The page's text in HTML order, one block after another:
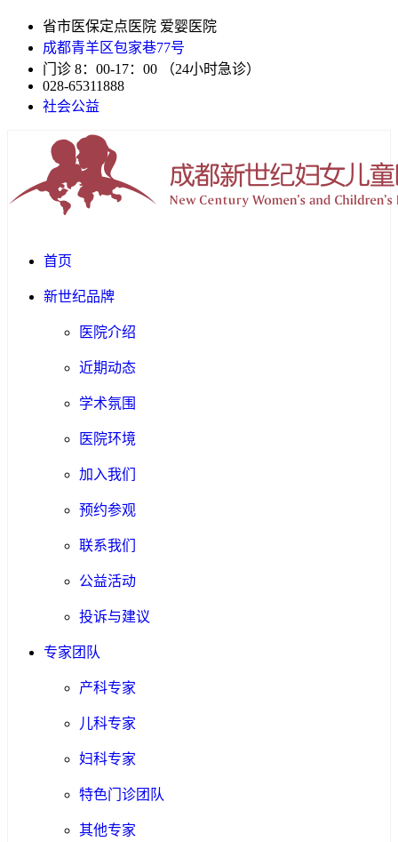
省市医保定点医院 爱婴医院
成都青羊区包家巷77号
门诊 8：00-17：00 （24小时急诊）
028-65311888
社会公益
首页
新世纪品牌
医院介绍
近期动态
学术氛围
医院环境
加入我们
预约参观
联系我们
公益活动
投诉与建议
专家团队
产科专家
儿科专家
妇科专家
特色门诊团队
其他专家